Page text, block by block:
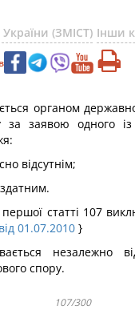
(ЗМІСТ) Інши
органом
за заявою одного
відсутнім;
статті 107
01.07.2010 }
незалежно
спору.
107/300